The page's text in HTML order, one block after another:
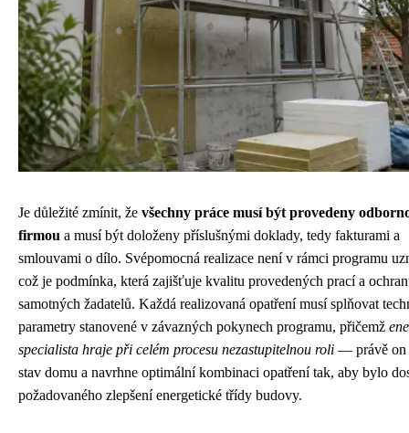
Je důležité zmínit, že všechny práce musí být provedeny
firmou a musí být doloženy příslušnými doklady, tedy fakturami a
smlouvami o dílo. Svépomocná realizace není v rámci programu
což je podmínka, která zajišťuje kvalitu provedených prací a
samotných žadatelů. Každá realizovaná opatření musí splňovat
parametry stanovené v závazných pokynech programu, přičemž
specialista hraje při celém procesu nezastupitelnou roli — právě on
stav domu a navrhne optimální kombinaci opatření tak, aby bylo
požadovaného zlepšení energetické třídy budovy.